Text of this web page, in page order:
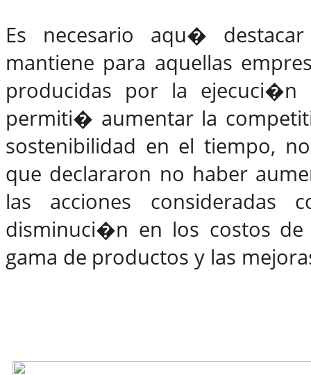
Es
necesario aqu�
destacar
mantiene para aquellas
producidas por la ejecuci�n
permiti� aumentar la
sostenibilidad en el tiempo,
que declararon no haber
las
acciones consideradas
disminuci�n en los costos de
gama de productos y las